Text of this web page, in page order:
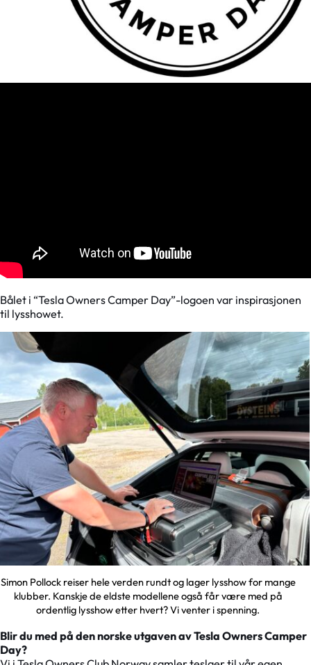
Bålet i “Tesla Owners Camper Day”-logoen var inspirasjonen
til lysshowet.
Simon Pollock reiser hele verden rundt og lager lysshow for mange
klubber. Kanskje de eldste modellene også får være med på
ordentlig lysshow etter hvert? Vi venter i spenning.
Blir du med på den norske utgaven av Tesla Owners Camper
Day?